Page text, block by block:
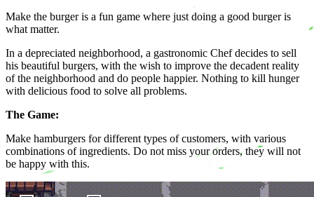
Make the burger is a fun game where just doing a good burger is
what matter.
In a depreciated neighborhood, a gastronomic Chef decides to sell
his beautiful burgers, with the wish to improve the decadent reality
of the neighborhood and do people happier. Nothing to kill hunger
with delicious food to solve all problems.
The Game:
Make hamburgers for different types of customers, with various
combinations of ingredients. Do not miss your orders, they will not
be happy with this.